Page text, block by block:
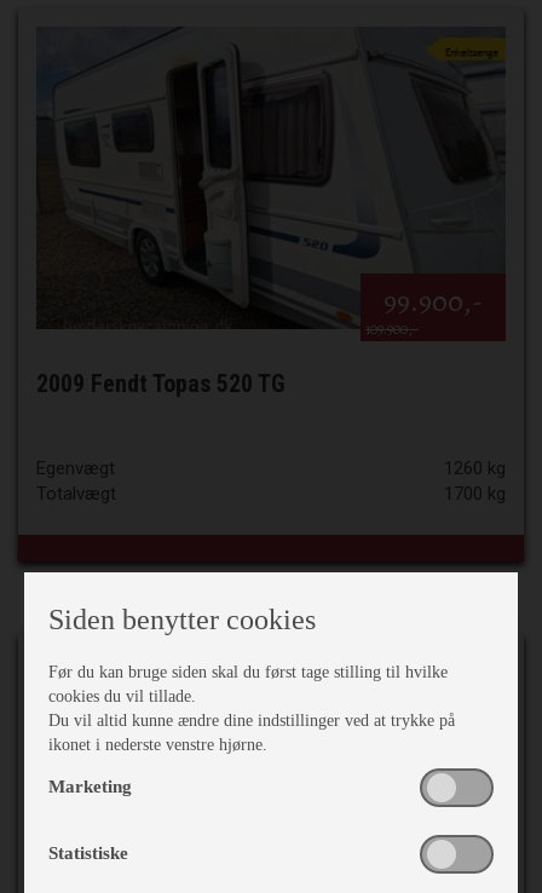
99.900,-
109.900,-
2009 Fendt Topas 520 TG
Egenvægt
1260 kg
Totalvægt
1700 kg
Siden benytter cookies
Før du kan bruge siden skal du først tage stilling til hvilke
cookies du vil tillade.
Du vil altid kunne ændre dine indstillinger ved at trykke på
ikonet i nederste venstre hjørne.
Marketing
Statistiske